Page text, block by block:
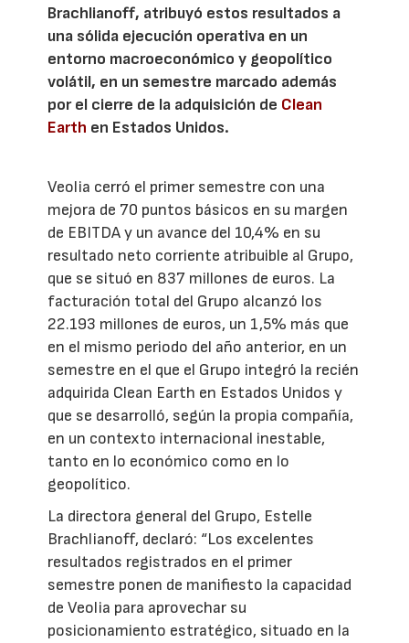
Brachlianoff, atribuyó estos resultados a
una sólida ejecución operativa en un
entorno macroeconómico y geopolítico
volátil, en un semestre marcado además
por el cierre de la adquisición de Clean
Earth en Estados Unidos.
Veolia cerró el primer semestre con una
mejora de 70 puntos básicos en su margen
de EBITDA y un avance del 10,4% en su
resultado neto corriente atribuible al Grupo,
que se situó en 837 millones de euros. La
facturación total del Grupo alcanzó los
22.193 millones de euros, un 1,5% más que
en el mismo periodo del año anterior, en un
semestre en el que el Grupo integró la recién
adquirida Clean Earth en Estados Unidos y
que se desarrolló, según la propia compañía,
en un contexto internacional inestable,
tanto en lo económico como en lo
geopolítico.
La directora general del Grupo, Estelle
Brachlianoff, declaró: “Los excelentes
resultados registrados en el primer
semestre ponen de manifiesto la capacidad
de Veolia para aprovechar su
posicionamiento estratégico, situado en la